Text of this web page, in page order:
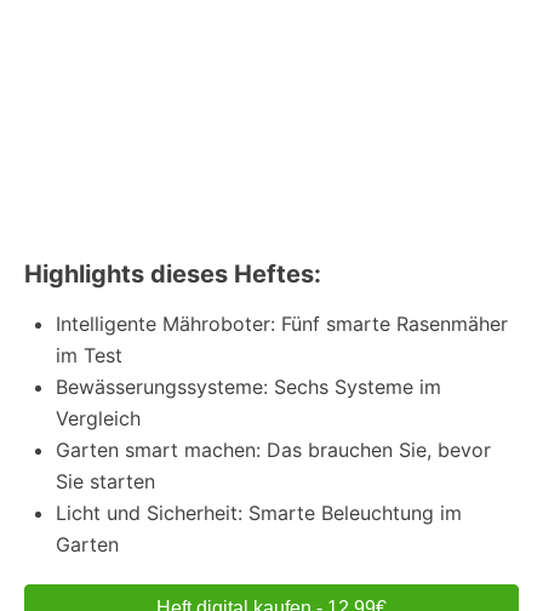
Highlights dieses Heftes:
Intelligente Mähroboter: Fünf smarte Rasenmäher
im Test
Bewässerungssysteme: Sechs Systeme im
Vergleich
Garten smart machen: Das brauchen Sie, bevor
Sie starten
Licht und Sicherheit: Smarte Beleuchtung im
Garten